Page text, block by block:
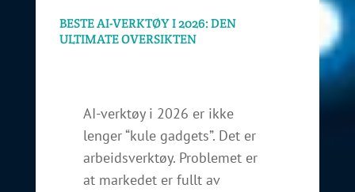
BESTE AI-VERKTØY I 2026: DEN
ULTIMATE OVERSIKTEN
AI-verktøy i 2026 er ikke
lenger “kule gadgets”. Det er
arbeidsverktøy. Problemet er
at markedet er fullt av